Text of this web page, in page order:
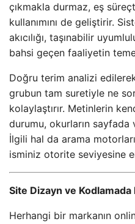
çıkmakla durmaz, eş
kullanımını de geliştirir.
akıcılığı, taşınabilir
bahsi geçen faaliyetin
Doğru terim analizi
grubun tam suretiyle ne
kolaylaştırır. Metinlerin
durumu, okurların sayfada
İlgili hal da arama
isminiz otorite seviyesine
Site Dizayn ve
Herhangi bir markanın